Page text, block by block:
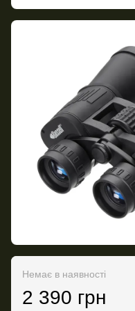
Немає в наявності
2 390 грн